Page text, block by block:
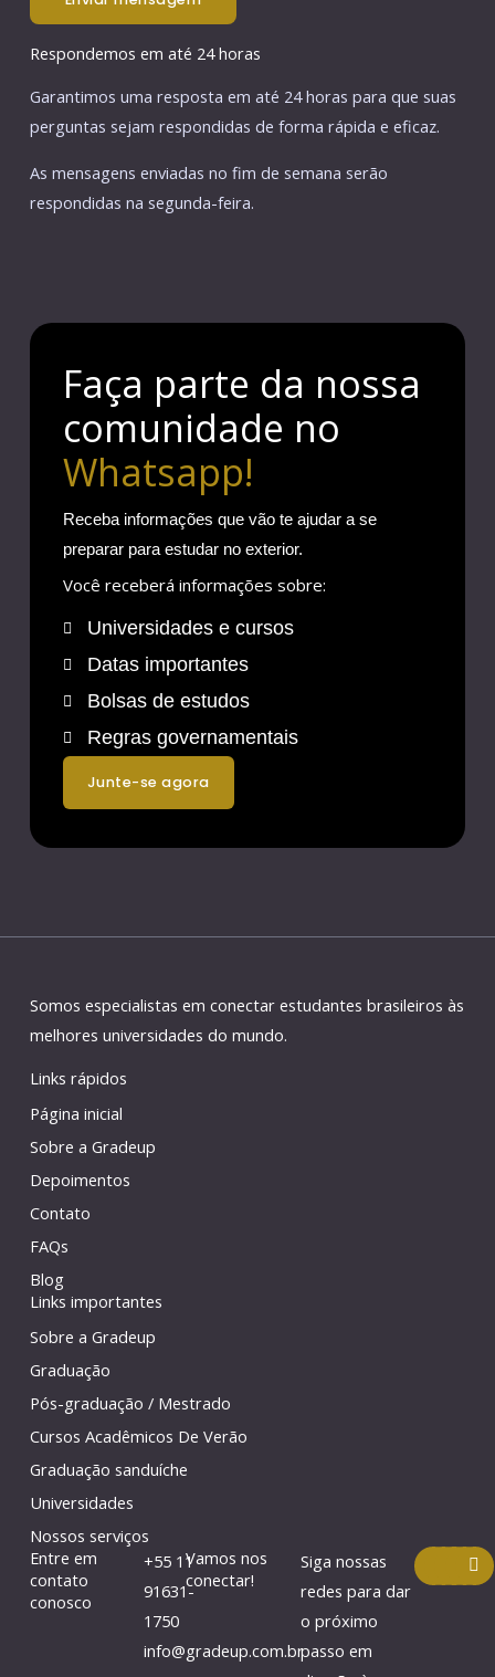
Respondemos em até 24 horas
Garantimos uma resposta em até 24 horas para que suas
perguntas sejam respondidas de forma rápida e eficaz.
As mensagens enviadas no fim de semana serão
respondidas na segunda-feira.
Faça parte da nossa
comunidade no
Whatsapp!
Receba informações que vão te ajudar a se
preparar para estudar no exterior.
Você receberá informações sobre:
Universidades e cursos
Datas importantes
Bolsas de estudos
Regras governamentais
junte-se agora
Somos especialistas em conectar estudantes brasileiros às
melhores universidades do mundo.
Links rápidos
Página inicial
Sobre a Gradeup
Depoimentos
Contato
FAQs
Blog
Links importantes
Sobre a Gradeup
Graduação
Pós-graduação / Mestrado
Cursos Acadêmicos De Verão
Graduação sanduíche
Universidades
Nossos serviços
Entre em
contato
conosco
+55 11
91631-
1750
info@gradeup.com.br
Vamos nos
conectar!
Siga nossas
redes para dar
o próximo
passo em
F
c
Y
u
I
n
s
L
i
n